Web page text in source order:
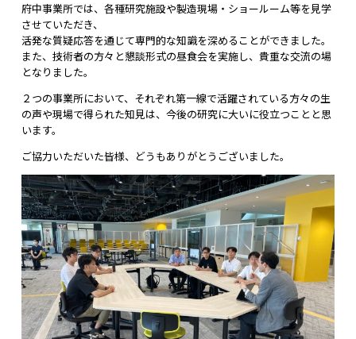
府中事業所では、各種研究施設や製造現場・ショールーム等を見学
させていただき、
活発な質疑応答を通じて専門的な知識を深めることができました。
また、技術者の方々と懇談形式の昼食会を実施し、貴重な交流の場
となりました。
２つの事業所において、それぞれ第一線で活躍されている方々の生
の声や現場で得られた知見は、今後の研究に大いに役立つことと思
います。
ご協力いただいた皆様、どうもありがとうございました。